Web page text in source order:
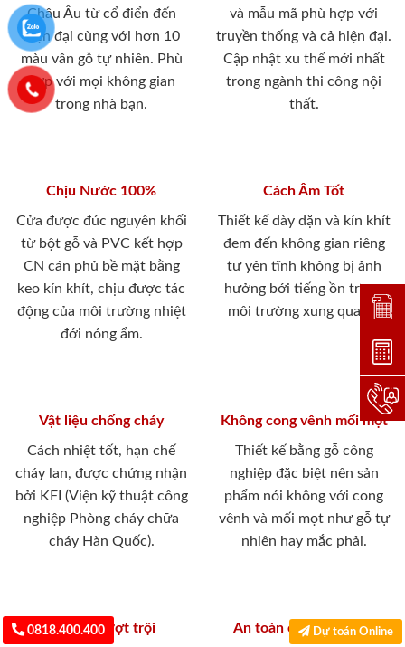
Châu Âu từ cổ điển đến
hiện đại cùng với hơn 10
màu vân gỗ tự nhiên. Phù
hợp với mọi không gian
trong nhà bạn.
và mẫu mã phù hợp với
truyền thống và cả hiện đại.
Cập nhật xu thế mới nhất
trong ngành thi công nội
thất.
Chịu Nước 100%
Cửa được đúc nguyên khối
từ bột gỗ và PVC kết hợp
CN cán phủ bề mặt bằng
keo kín khít, chịu được tác
động của môi trường nhiệt
đới nóng ẩm.
Cách Âm Tốt
Thiết kế dày dặn và kín khít
đem đến không gian riêng
tư yên tĩnh không bị ảnh
hưởng bới tiếng ồn trong
môi trường xung quanh.
Vật liệu chống cháy
Cách nhiệt tốt, hạn chế
cháy lan, được chứng nhận
bởi KFI (Viện kỹ thuật công
nghiệp Phòng cháy chữa
cháy Hàn Quốc).
Không cong vênh mối mọt
Thiết kế bằng gỗ công
nghiệp đặc biệt nên sản
phẩm nói không với cong
vênh và mối mọt như gỗ tự
nhiên hay mắc phải.
Độ bền vượt trội An toàn cho sức khỏe
0818.400.400 Dự toán Online
Đặt
Dự